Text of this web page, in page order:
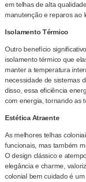
em telhas de alta
manutenção e reparos ao
Isolamento Térmico
Outro benefício
isolamento térmico que
manter a temperatura
necessidade de sistemas
disso, essa eficiência
com energia, tornando as
Estética Atraente
As melhores telhas
funcionais, mas também
O design clássico e
elegância e charme,
colonial bem cuidado é